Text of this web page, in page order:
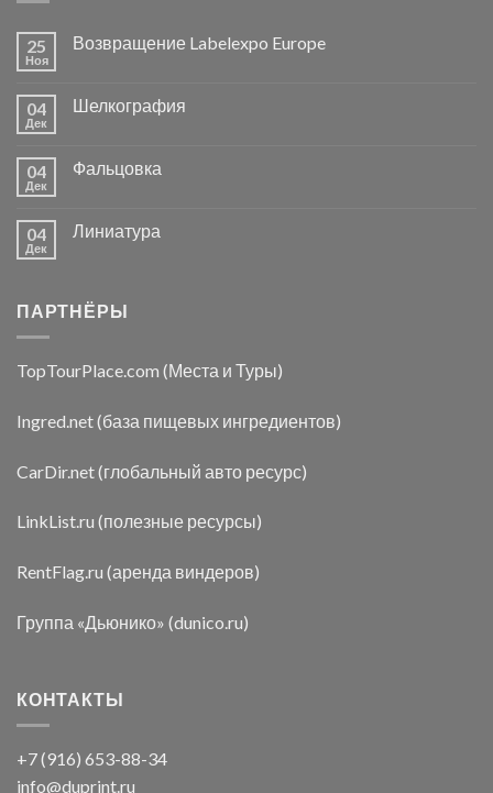
25
Ноя
Возвращение Labelexpo Europe
04
Дек
Шелкография
04
Дек
Фальцовка
04
Дек
Линиатура
ПАРТНЁРЫ
TopTourPlace.com (Места и Туры)
Ingred.net (база пищевых ингредиентов)
CarDir.net (глобальный авто ресурс)
LinkList.ru (полезные ресурсы)
RentFlag.ru (аренда виндеров)
Группа «Дьюнико» (dunico.ru)
КОНТАКТЫ
+7 (916) 653-88-34
info@duprint.ru